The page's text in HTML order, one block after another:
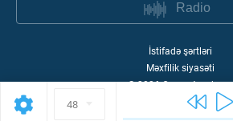
48
Radio
İstifadə şərtləri
Məxfilik siyasəti
©2026Quran Academy